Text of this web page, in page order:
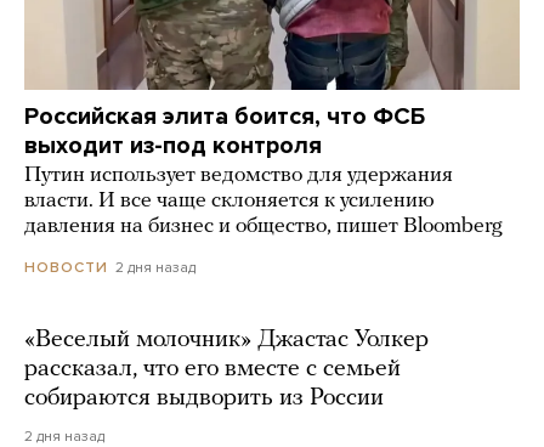
Российская элита боится, что ФСБ
выходит из-под контроля
Путин использует ведомство для удержания
власти. И все чаще склоняется к усилению
давления на бизнес и общество, пишет Bloomberg
НОВОСТИ 2 дня назад
«Веселый молочник» Джастас Уолкер
рассказал, что его вместе с семьей
собираются выдворить из России
2 дня назад